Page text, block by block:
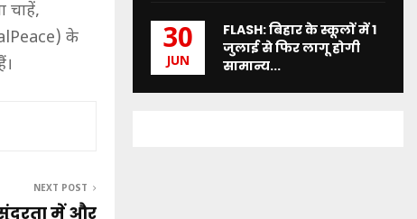
चाहें,
के
NEXT POST
सुंदरता में और
30
JUN
FLASH: बिहार के स्कूलों में 1
जुलाई से फिर लागू होगी
सामान्य...